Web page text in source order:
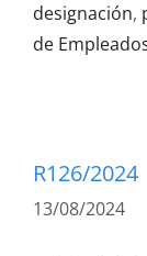
designación,
de
R126/2024
13/08/2024